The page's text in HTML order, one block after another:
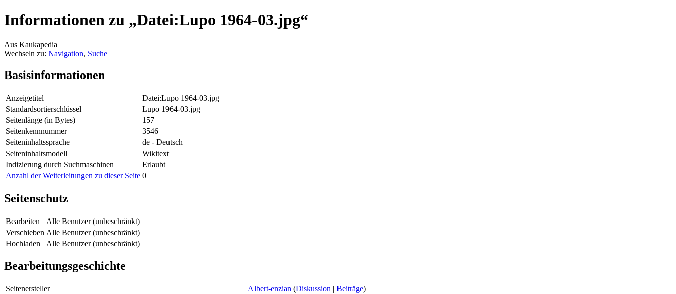
Informationen zu „Datei:Lupo 1964-03.jpg“
Aus Kaukapedia
Wechseln zu: Navigation, Suche
Basisinformationen
Anzeigetitel
Datei:Lupo 1964-03.jpg
Standardsortierschlüssel
Lupo 1964-03.jpg
Seitenlänge (in Bytes)
157
Seitenkennnummer
3546
Seiteninhaltssprache
de - Deutsch
Seiteninhaltsmodell
Wikitext
Indizierung durch Suchmaschinen
Erlaubt
Anzahl der Weiterleitungen zu dieser Seite 0
Seitenschutz
Bearbeiten
Alle Benutzer (unbeschränkt)
Verschieben Alle Benutzer (unbeschränkt)
Hochladen
Alle Benutzer (unbeschränkt)
Bearbeitungsgeschichte
Seitenersteller Albert-enzian (Diskussion | Beiträge)